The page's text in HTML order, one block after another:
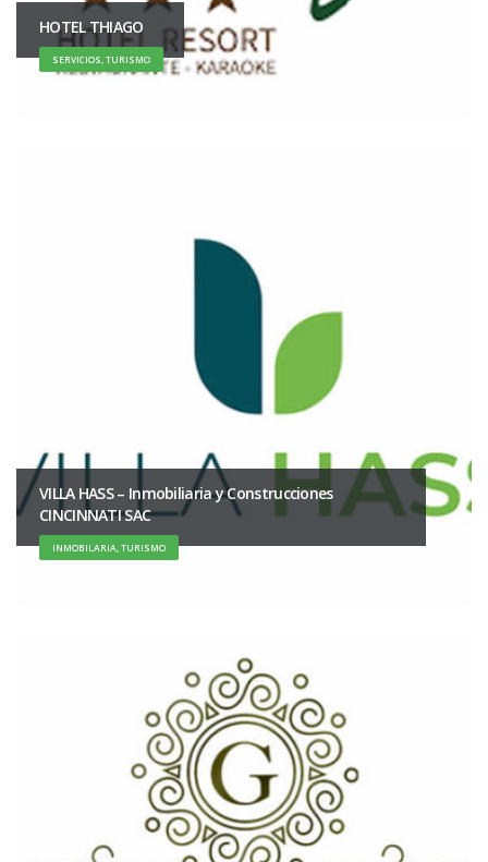
HOTEL THIAGO
SERVICIOS, TURISMO
VILLA HASS – Inmobiliaria y Construcciones
CINCINNATI SAC
INMOBILARIA, TURISMO